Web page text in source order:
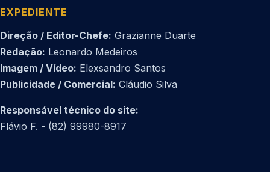
EXPEDIENTE
Direção / Editor-Chefe: Grazianne Duarte
Redação: Leonardo Medeiros
Imagem / Vídeo: Elexsandro Santos
Publicidade / Comercial: Cláudio Silva
Responsável técnico do site:
Flávio F. - (82) 99980-8917